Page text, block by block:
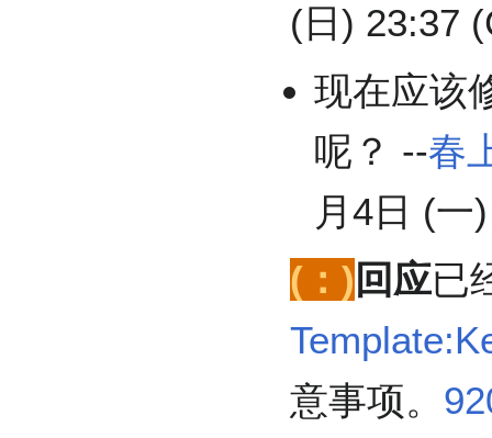
(日) 23:37
现在应该
呢？ --春
月4日 (一
(：) 回应已
意事项。